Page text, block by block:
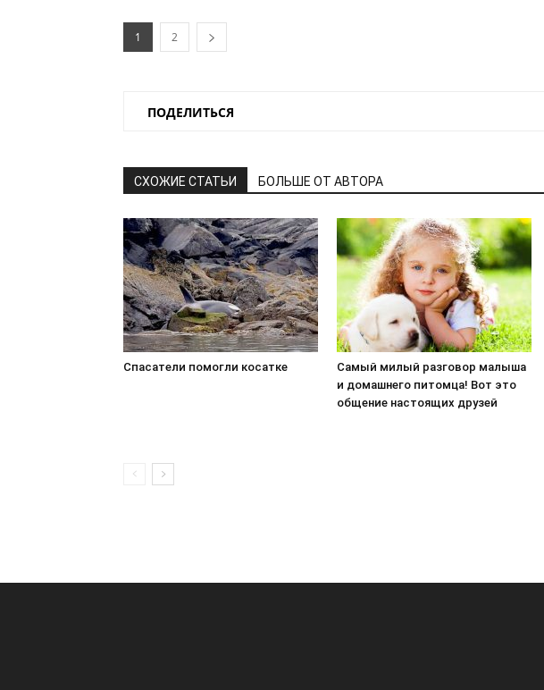
1 2
ПОДЕЛИТЬСЯ
СХОЖИЕ СТАТЬИ БОЛЬШЕ ОТ АВТОРА
Спасатели помогли косатке
Самый милый разговор малыша
и домашнего питомца! Вот это
общение настоящих друзей